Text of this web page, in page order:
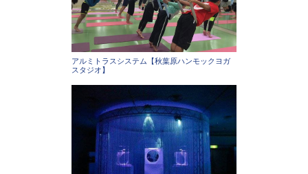
アルミトラスシステム【秋葉原ハンモックヨガ
スタジオ】